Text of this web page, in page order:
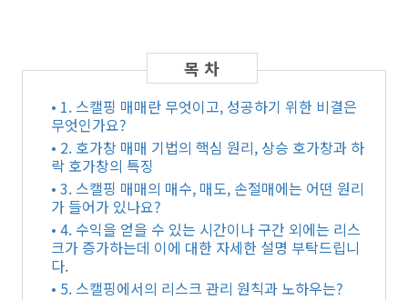
• 1. 스캘핑 매매란 무엇이고, 성공하기 위한 비결은
무엇인가요?
• 2. 호가창 매매 기법의 핵심 원리, 상승 호가창과 하
락 호가창의 특징
• 3. 스캘핑 매매의 매수, 매도, 손절매에는 어떤 원리
가 들어가 있나요?
• 4. 수익을 얻을 수 있는 시간이나 구간 외에는 리스
크가 증가하는데 이에 대한 자세한 설명 부탁드립니
다.
• 5. 스캘핑에서의 리스크 관리 원칙과 노하우는?